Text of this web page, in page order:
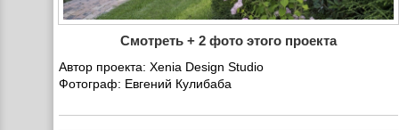
Смотреть + 2 фото этого проекта
Автор проекта: Xenia Design Studio
Фотограф: Евгений Кулибаба